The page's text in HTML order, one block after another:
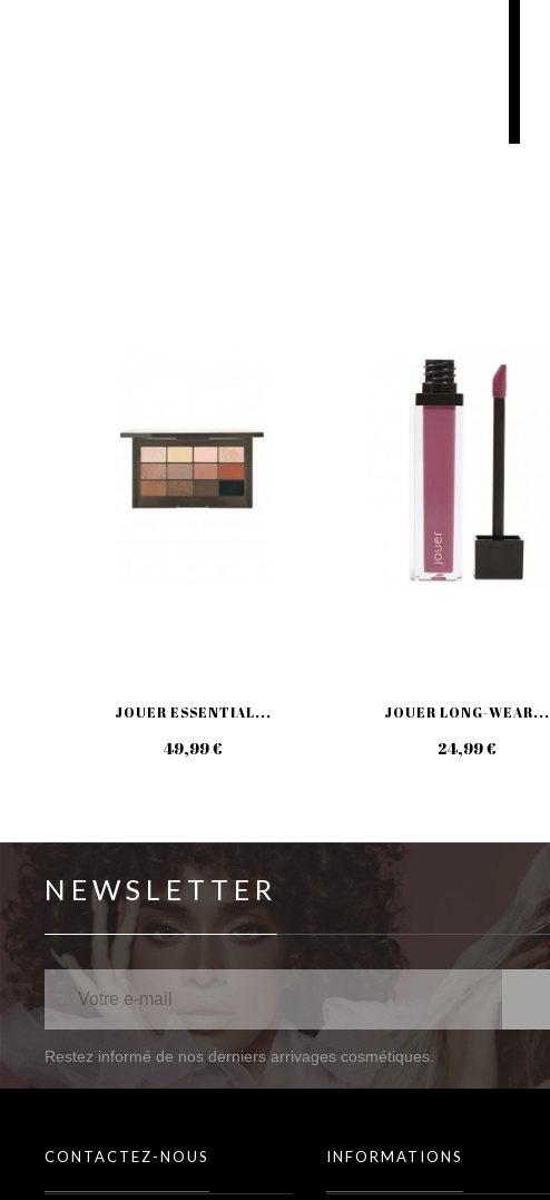
JOUER ESSENTIAL...
49,99 €
JOUER LONG-WEAR...
24,99 €
NEWSLETTER
Restez informé de nos derniers arrivages cosmétiques.
CONTACTEZ-NOUS INFORMATIONS